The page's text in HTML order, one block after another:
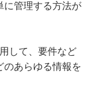
に管理する方法が
して、要件など
のあらゆる情報を